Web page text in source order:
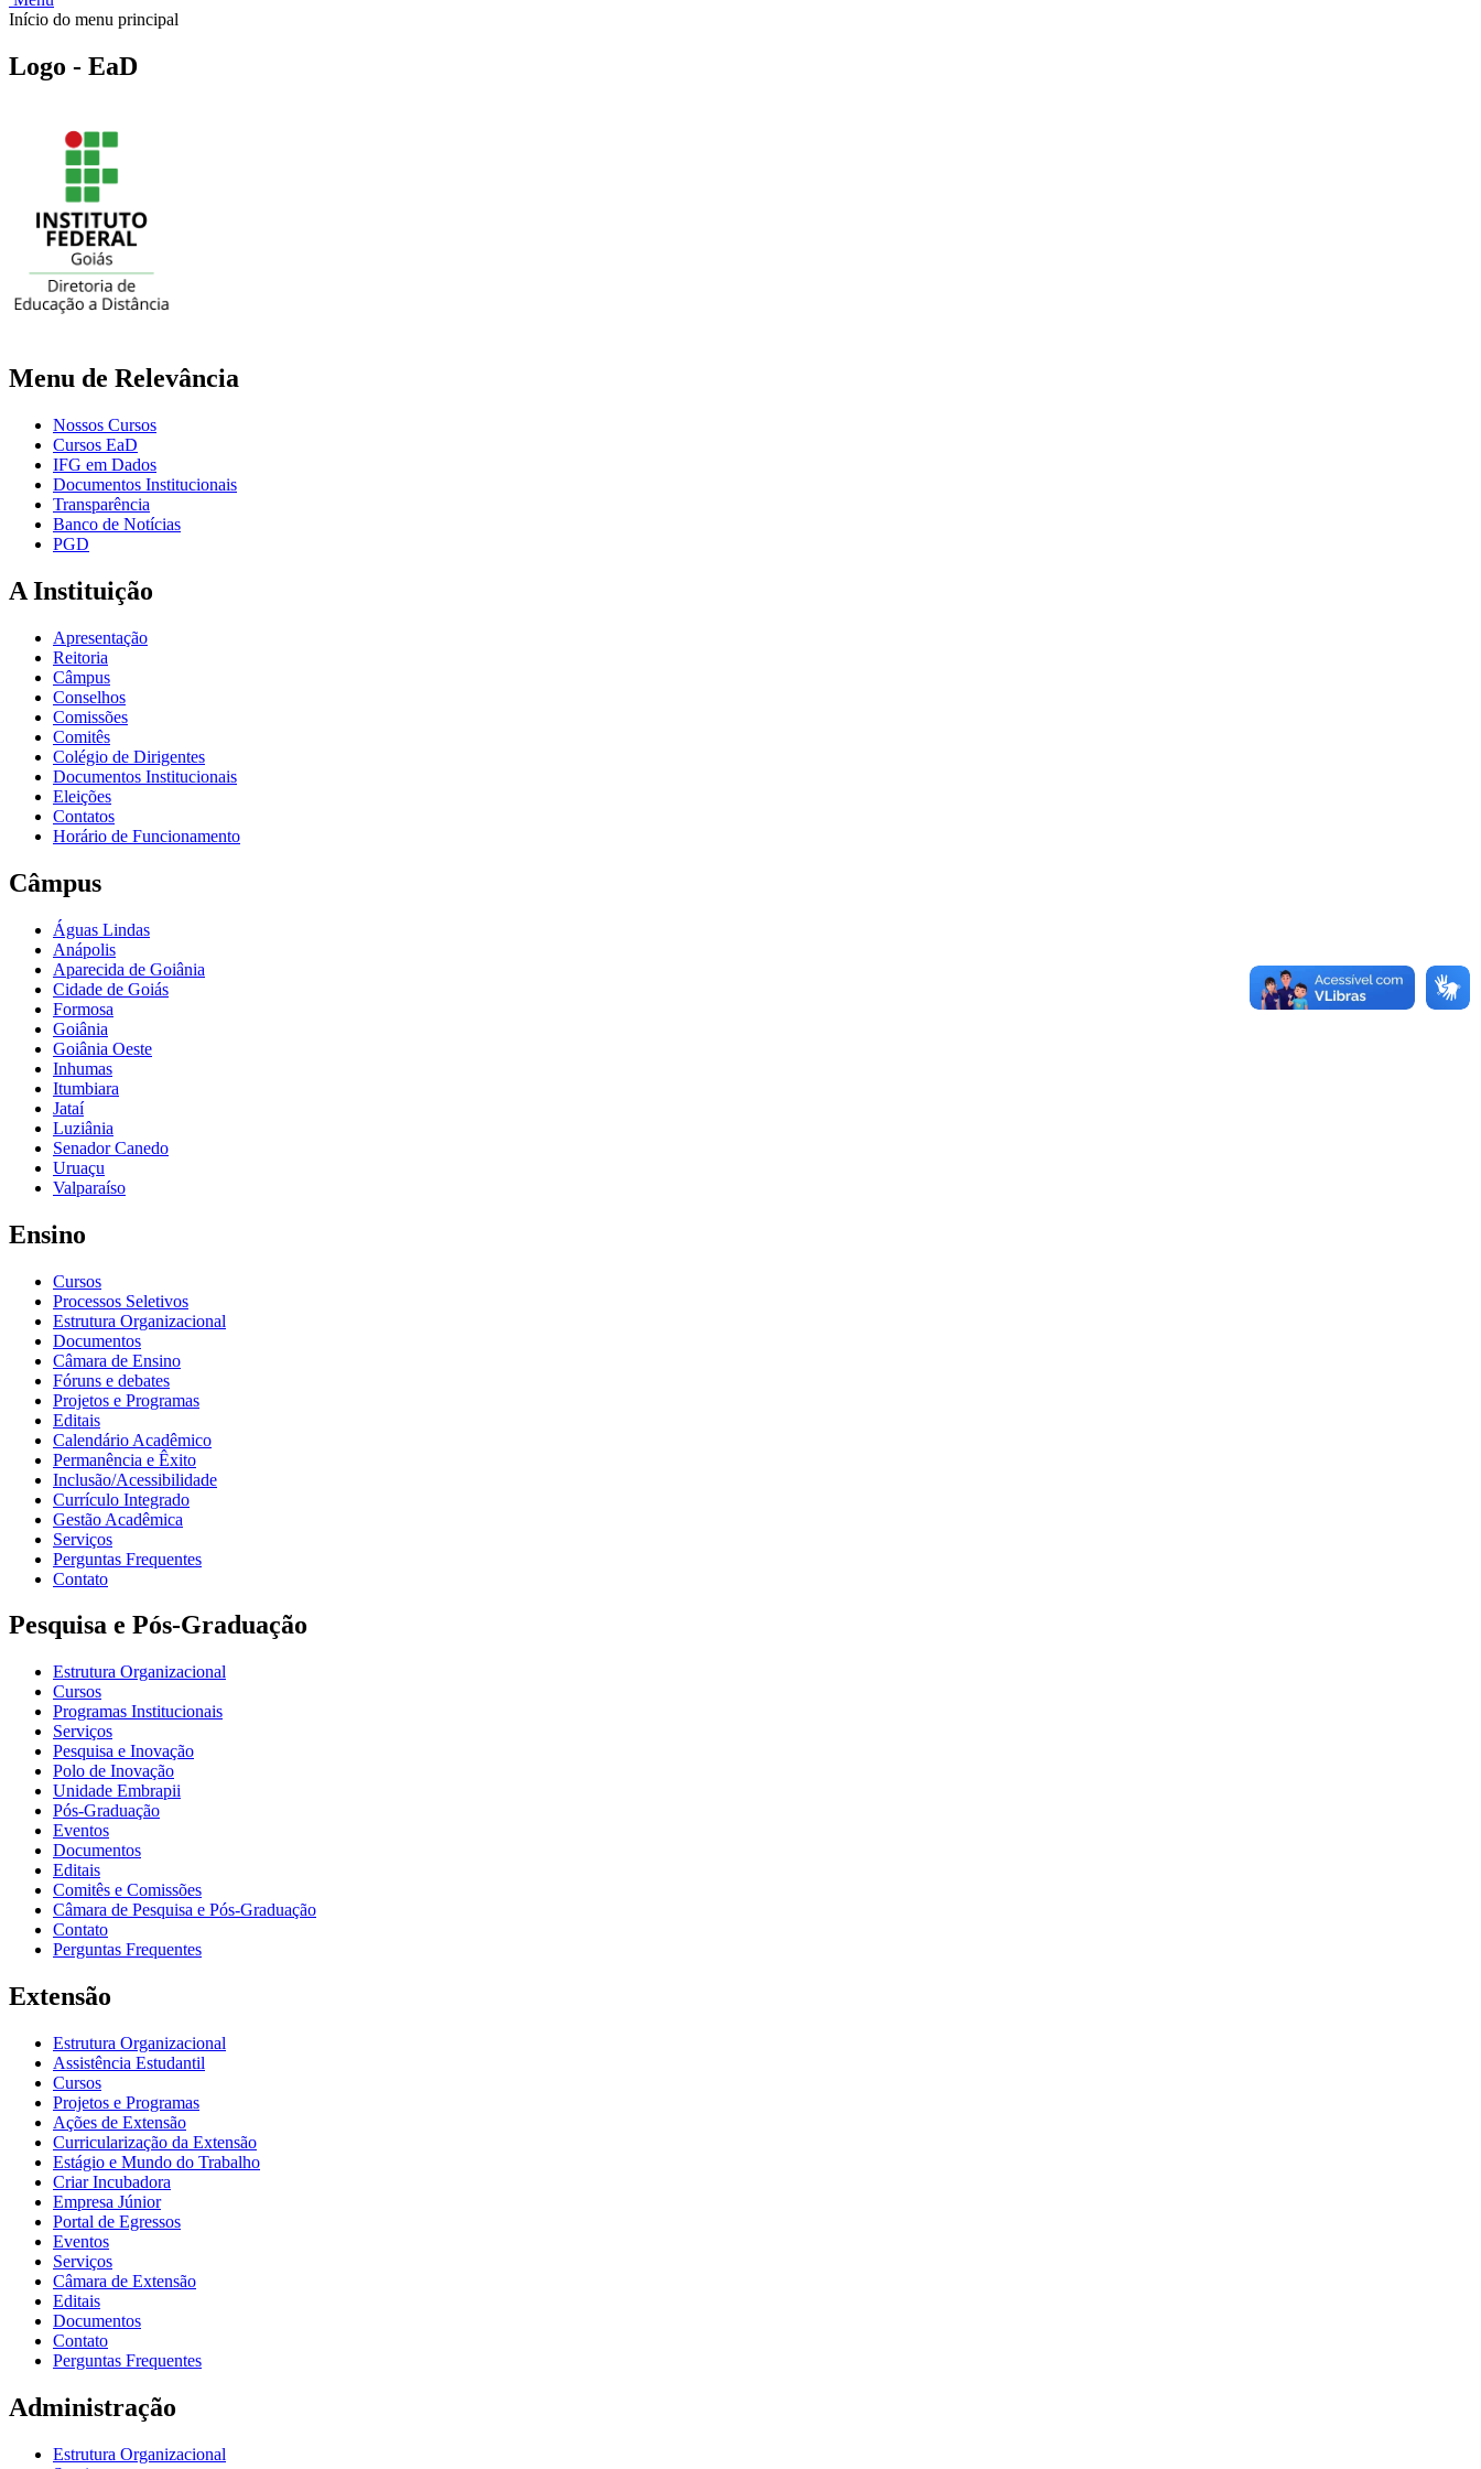
Início do menu principal
Logo - EaD
Menu de Relevância
Nossos Cursos
Cursos EaD
IFG em Dados
Documentos Institucionais
Transparência
Banco de Notícias
PGD
A Instituição
Apresentação
Reitoria
Câmpus
Conselhos
Comissões
Comitês
Colégio de Dirigentes
Documentos Institucionais
Eleições
Contatos
Horário de Funcionamento
Câmpus
Águas Lindas
Anápolis
Aparecida de Goiânia
Cidade de Goiás
Formosa
Goiânia
Goiânia Oeste
Inhumas
Itumbiara
Jataí
Luziânia
Senador Canedo
Uruaçu
Valparaíso
Ensino
Cursos
Processos Seletivos
Estrutura Organizacional
Documentos
Câmara de Ensino
Fóruns e debates
Projetos e Programas
Editais
Calendário Acadêmico
Permanência e Êxito
Inclusão/Acessibilidade
Currículo Integrado
Gestão Acadêmica
Serviços
Perguntas Frequentes
Contato
Pesquisa e Pós-Graduação
Estrutura Organizacional
Cursos
Programas Institucionais
Serviços
Pesquisa e Inovação
Polo de Inovação
Unidade Embrapii
Pós-Graduação
Eventos
Documentos
Editais
Comitês e Comissões
Câmara de Pesquisa e Pós-Graduação
Contato
Perguntas Frequentes
Extensão
Estrutura Organizacional
Assistência Estudantil
Cursos
Projetos e Programas
Ações de Extensão
Curricularização da Extensão
Estágio e Mundo do Trabalho
Criar Incubadora
Empresa Júnior
Portal de Egressos
Eventos
Serviços
Câmara de Extensão
Editais
Documentos
Contato
Perguntas Frequentes
Administração
Estrutura Organizacional